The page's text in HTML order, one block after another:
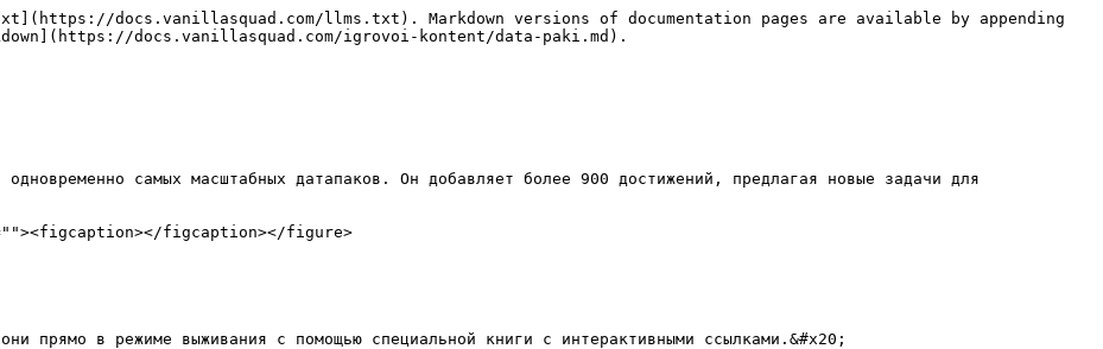
docs.vanillasquad.com/llms.txt). Markdown versions of documentation pages are available by appending
docs.vanillasquad.com/igrovoi-kontent/data-paki.md).
самых масштабных датапаков. Он добавляет более 900 достижений, предлагая новые задачи для
figcaption></figure>
прямо в режиме выживания с помощью специальной книги с интерактивными ссылками.&#x20;